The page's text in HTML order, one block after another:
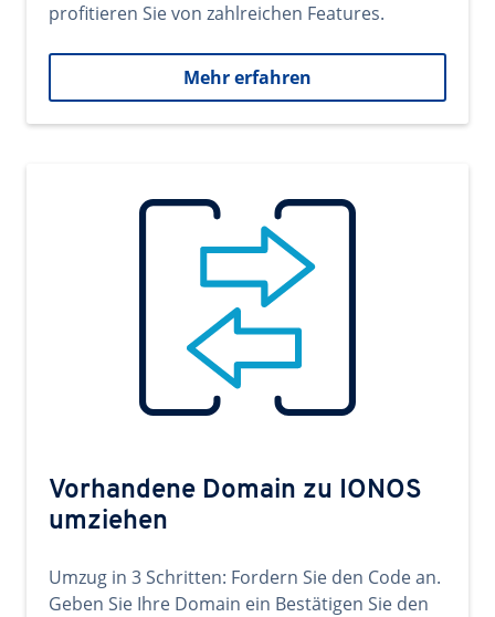
profitieren Sie von zahlreichen Features.
Mehr erfahren
Vorhandene Domain zu IONOS
umziehen
Umzug in 3 Schritten: Fordern Sie den Code an.
Geben Sie Ihre Domain ein Bestätigen Sie den